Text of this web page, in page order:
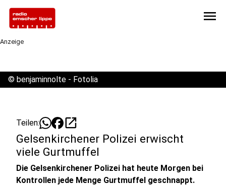
menu
Anzeige
© benjaminnolte - Fotolia
Teilen: open_in_new
Gelsenkirchener Polizei erwischt
viele Gurtmuffel
Die Gelsenkirchener Polizei hat heute Morgen bei
Kontrollen jede Menge Gurtmuffel geschnappt.